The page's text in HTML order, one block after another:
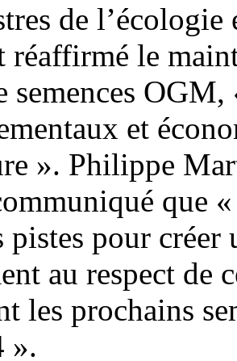
de
réaffirmé le
semences
et
». Philippe
que
pour créer
au respect de
les prochains
».